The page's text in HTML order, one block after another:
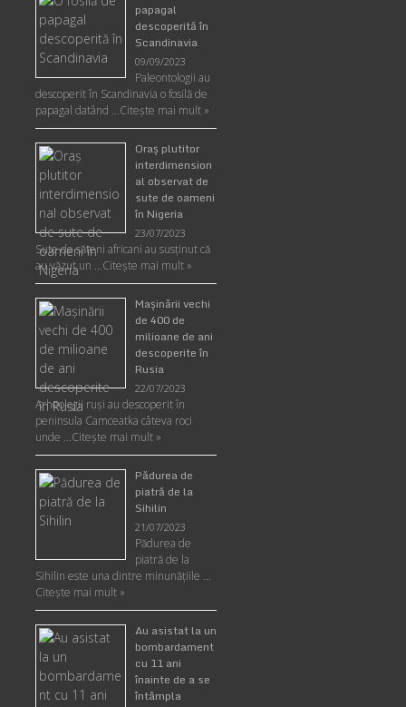
papagal
descoperită în
Scandinavia
09/09/2023
Paleontologii au
descoperit în Scandinavia o fosilă de
papagal datând …Citește mai mult »
Oraş plutitor
interdimension
al observat de
sute de oameni
în Nigeria
23/07/2023
Sute de săteni africani au susținut că
au văzut un …Citește mai mult »
Maşinării vechi
de 400 de
milioane de ani
descoperite în
Rusia
22/07/2023
Arheologii ruşi au descoperit în
peninsula Camceatka câteva roci
unde …Citește mai mult »
Pădurea de
piatră de la
Sihilin
21/07/2023
Pădurea de
piatră de la
Sihilin este una dintre minunăţiile …
Citește mai mult »
Au asistat la un
bombardament
cu 11 ani
înainte de a se
întâmpla